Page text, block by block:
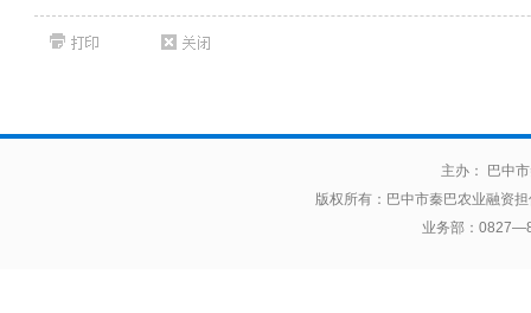
主办： 巴中
版权所有： 巴中市秦巴农业融资
业务部：